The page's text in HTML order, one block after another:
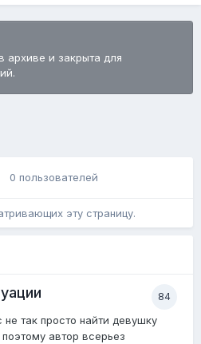
архиве и закрыта для
0 пользователей
эту страницу.
84
так просто найти девушку
автор всерьез